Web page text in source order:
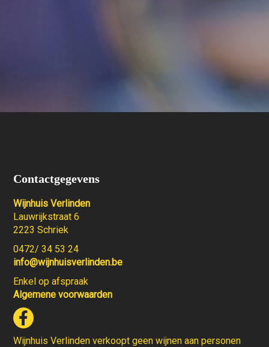
Contactgegevens
Wijnhuis Verlinden
Lauwrijkstraat 6
2223 Schriek
0472/ 34 53 24
info@wijnhuisverlinden.be
Enkel op afspraak
Algemene voorwaarden
Wijnhuis Verlinden verkoopt geen wijnen aan personen